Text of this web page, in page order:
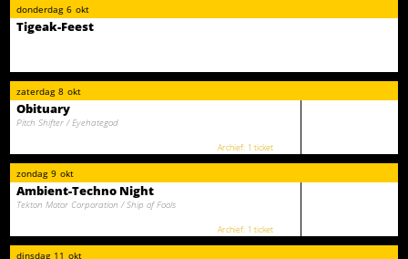
donderdag 6 okt
Tigeak-Feest
zaterdag 8 okt
Obituary
Pitch Shifter / Eyehategod
1 ticket
zondag 9 okt
Ambient-Techno Night
Tekton Motor Corporation / Ship of Fools
1 ticket
dinsdag 11 okt